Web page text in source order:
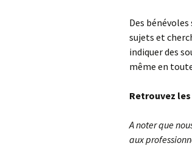
Des
sujets et
indiquer des
même en
Retrouvez
A noter que
aux